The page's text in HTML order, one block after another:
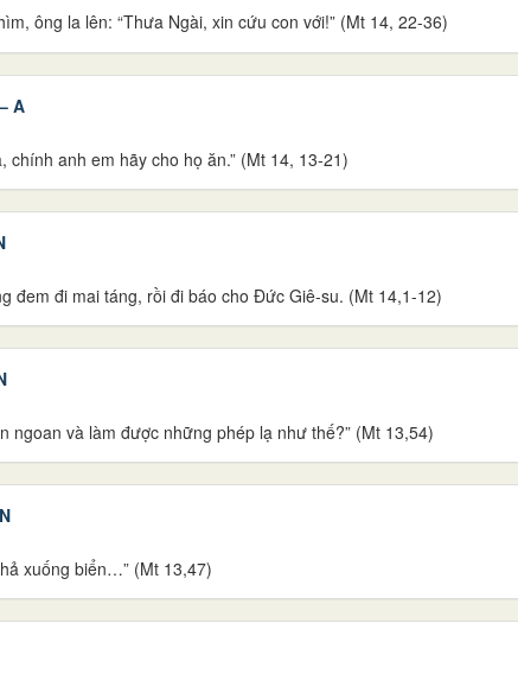
ông la lên: “Thưa Ngài, xin cứu con với!” (Mt 14, 22-36)
A
anh em hãy cho họ ăn.” (Mt 14, 13-21)
đem đi mai táng, rồi đi báo cho Đức Giê-su. (Mt 14,1-12)
ngoan và làm được những phép lạ như thế?” (Mt 13,54)
xuống biển…” (Mt 13,47)